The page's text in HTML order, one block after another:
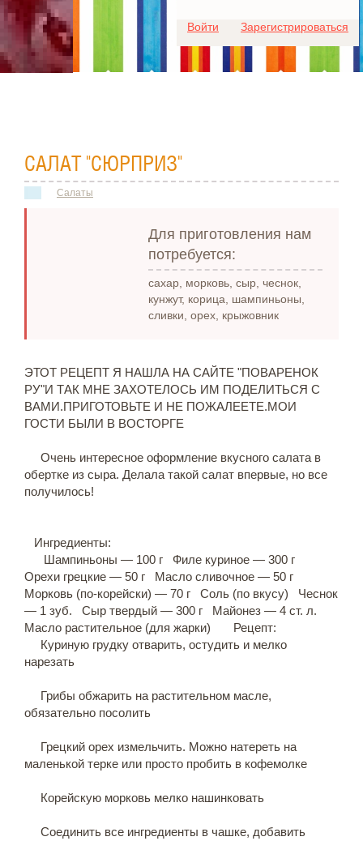
Войти Зарегистрироваться
САЛАТ "СЮРПРИЗ"
Салаты
Для приготовления нам
потребуется:
сахар, морковь, сыр, чеснок,
кунжут, корица, шампиньоны,
сливки, орех, крыжовник
ЭТОТ РЕЦЕПТ Я НАШЛА НА САЙТЕ "ПОВАРЕНОК
РУ"И ТАК МНЕ ЗАХОТЕЛОСЬ ИМ ПОДЕЛИТЬСЯ С
ВАМИ.ПРИГОТОВЬТЕ И НЕ ПОЖАЛЕЕТЕ.МОИ
ГОСТИ БЫЛИ В ВОСТОРГЕ
Очень интересное оформление вкусного салата в
обертке из сыра. Делала такой салат впервые, но все
получилось!
Ингредиенты:
Шампиньоны — 100 г Филе куриное — 300 г
Орехи грецкие — 50 г Масло сливочное — 50 г
Морковь (по-корейски) — 70 г Соль (по вкусу) Чеснок
— 1 зуб. Сыр твердый — 300 г Майонез — 4 ст. л.
Масло растительное (для жарки) Рецепт:
Куриную грудку отварить, остудить и мелко
нарезать
Грибы обжарить на растительном масле,
обязательно посолить
Грецкий орех измельчить. Можно натереть на
маленькой терке или просто пробить в кофемолке
Корейскую морковь мелко нашинковать
Соединить все ингредиенты в чашке, добавить
Для любых предложений по